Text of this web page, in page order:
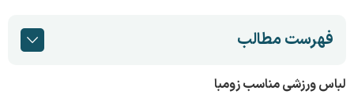
فهرست مطالب
لباس ورزشی مناسب زومبا